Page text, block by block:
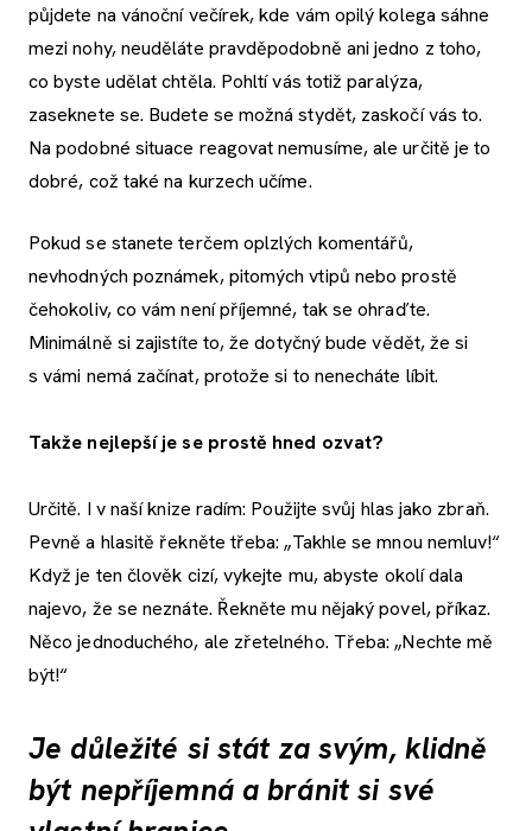
půjdete na vánoční večírek, kde vám opilý kolega sáhne
mezi nohy, neuděláte pravděpodobně ani jedno z toho,
co byste udělat chtěla. Pohltí vás totiž paralýza,
zaseknete se. Budete se možná stydět, zaskočí vás to.
Na podobné situace reagovat nemusíme, ale určitě je to
dobré, což také na kurzech učíme.
Pokud se stanete terčem oplzlých komentářů,
nevhodných poznámek, pitomých vtipů nebo prostě
čehokoliv, co vám není příjemné, tak se ohraďte.
Minimálně si zajistíte to, že dotyčný bude vědět, že si
s vámi nemá začínat, protože si to nenecháte líbit.
Takže nejlepší je se prostě hned ozvat?
Určitě. I v naší knize radím: Použijte svůj hlas jako zbraň.
Pevně a hlasitě řekněte třeba: „Takhle se mnou nemluv!“
Když je ten člověk cizí, vykejte mu, abyste okolí dala
najevo, že se neznáte. Řekněte mu nějaký povel, příkaz.
Něco jednoduchého, ale zřetelného. Třeba: „Nechte mě
být!“
Je důležité si stát za svým, klidně
být nepříjemná a bránit si své